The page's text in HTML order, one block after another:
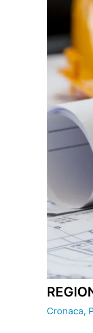
Cronaca,